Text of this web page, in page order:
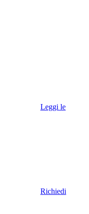
Leggi le
Richiedi